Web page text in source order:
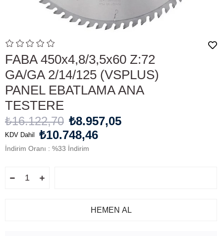
FABA 450x4,8/3,5x60 Z:72
GA/GA 2/14/125 (VSPLUS)
PANEL EBATLAMA ANA
TESTERE
₺16.122,70 ₺8.957,05
KDV Dahil ₺10.748,46
İndirim Oranı : %33 İndirim